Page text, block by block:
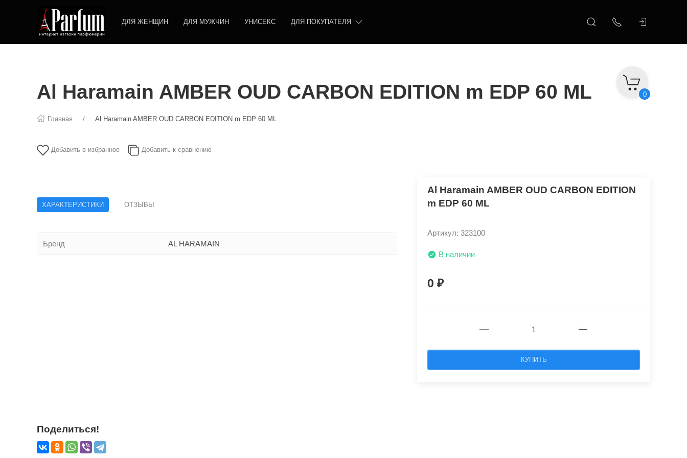
ДЛЯ ЖЕНЩИН ДЛЯ МУЖЧИН УНИСЕКС ДЛЯ ПОКУПАТЕЛЯ
0
Al Haramain AMBER OUD CARBON EDITION m EDP 60 ML
Главная Al Haramain AMBER OUD CARBON EDITION m EDP 60 ML
Добавить в избранное Добавить к сравнению
ХАРАКТЕРИСТИКИ ОТЗЫВЫ
Бренд AL HARAMAIN
Al Haramain AMBER OUD CARBON EDITION
m EDP 60 ML
Артикул: 323100
В наличии
0
КУПИТЬ
Поделиться!